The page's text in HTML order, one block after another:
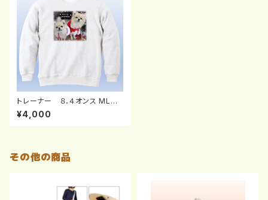
トレーナー ８．４オンス MLC
クルーネック（WM-２XL）
¥4,000
その他の商品